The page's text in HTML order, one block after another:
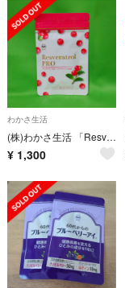
わかさ生活
(株)わかさ生活 「Resveratrol PRO」
¥ 1,300